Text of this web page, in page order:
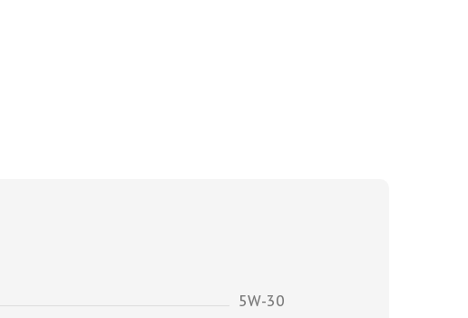
5W-30